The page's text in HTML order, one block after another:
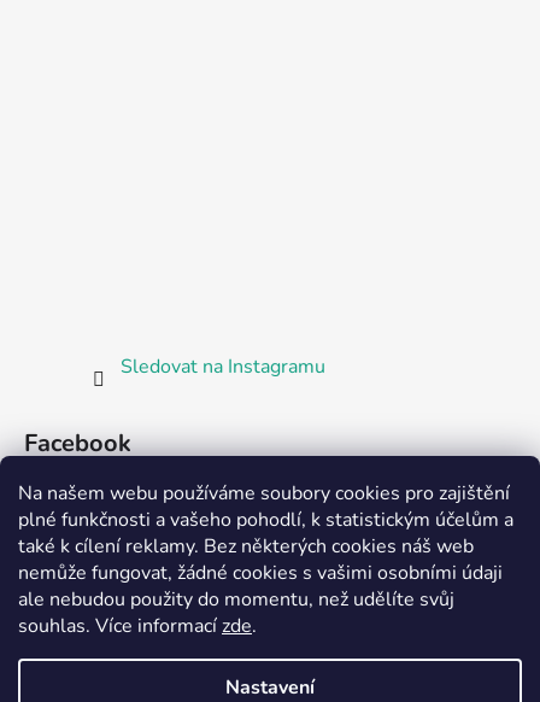
Na našem webu používáme soubory cookies pro zajištění
plné funkčnosti a vašeho pohodlí, k statistickým účelům a
také k cílení reklamy. Bez některých cookies náš web
nemůže fungovat, žádné cookies s vašimi osobními údaji
ale nebudou použity do momentu, než udělíte svůj
souhlas. Více informacízde.
Nastavení
Sledovat na Instagramu
Facebook
Partnerská prodejna Barefoot Plzeň